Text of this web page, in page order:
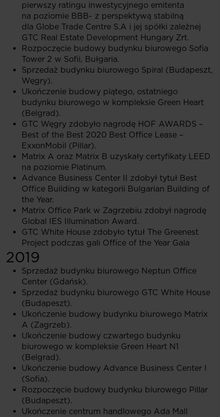
pierwszy ratingu inwestycyjnego emitenta
na poziomie BBB- z perspektywą stabilną
dla Globe Trade Centre S.A i jej spółki zależnej
GTC Real Estate Development Hungary Zrt.
Rozpoczęcie budowy budynku biurowego Sofia
Tower 2 w Sofii, Bułgaria.
Sprzedaż budynku biurowego Spiral (Budapeszt,
Węgry).
Ukończenie budowy piątego, ostatniego
budynku biurowego w kompleksie Green Heart
(Belgrad).
GTC Węgry zdobyło nagrodę HOF AWARDS –
Best of the Best 2020 Best Office Lease –
ExxonMobil (Pillar).
Matrix A oraz Matrix B uzyskały certyfikaty LEED
na poziomie Platinum.
Advance Business Center II zdobył tytuł Best
Office Building w kategorii Bulgarian Building of
the Year.
Matrix Office Park w Zagrzebiu zdobył nagrodę
Global IES Illumination Award.
GTC White House zdobyło tytuł The Greenest
Project podczas gali Office of the Year Gala
2019
Sprzedaż budynku biurowego Neptun Office
Center (Gdańsk).
Sprzedaż budynku biurowego GTC White House
(Budapeszt).
Ukończenie budowy budynku biurowego Matrix
A (Zagrzeb).
Ukończenie budowy czwartego budynku
biurowego w kompleksie Green Heart N1
(Belgrad).
Ukończenie budowy Advance Business Center I
(Sofia).
Rozpoczęcie budowy budynku biurowego Pillar
(Budapeszt).
Ukończenie centrum handlowego Ada Mall